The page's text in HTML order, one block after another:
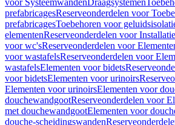
voor SysteemwandenDraagsystemen
prefabricagesReserveonderdelen voor
prefabricagesToebehoren voor
elementenReserveonderdelen voor
voor wc'sReserveonderdelen voor
voor wastafelsReserveonderdelen voor
wastafelsElementen voor bidets
voor bidetsElementen voor urinoirs
Elementen voor urinoirsElementen voor
douchewandgootReserveonderdelen voor
met douchewandgootElementen voor
douche-scheidingswanden